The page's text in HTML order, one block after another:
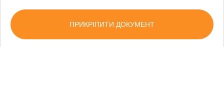
ПРИКРІПИТИ ДОКУМЕНТ